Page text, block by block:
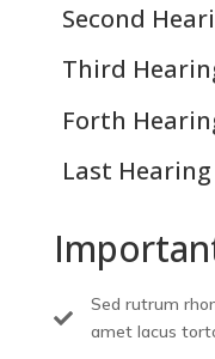
Second
Third
Forth
Last Hearing

Sed rutrum
amet lacus